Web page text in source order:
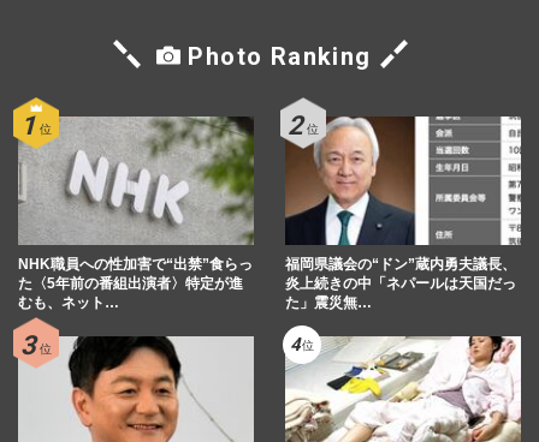
Photo Ranking
NHK職員への性加害で“出禁”食らっ
た〈5年前の番組出演者〉特定が進
むも、ネット…
福岡県議会の“ドン”蔵内勇夫議長、
炎上続きの中「ネパールは天国だっ
た」震災無…